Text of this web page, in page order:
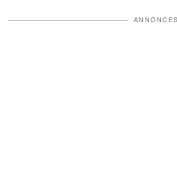
ANNONCES